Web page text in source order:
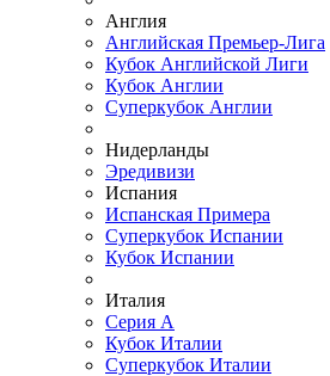
Англия
Английская Премьер-Лига
Кубок Английской Лиги
Кубок Англии
Суперкубок Англии
Нидерланды
Эредивизи
Испания
Испанская Примера
Суперкубок Испании
Кубок Испании
Италия
Серия А
Кубок Италии
Суперкубок Италии